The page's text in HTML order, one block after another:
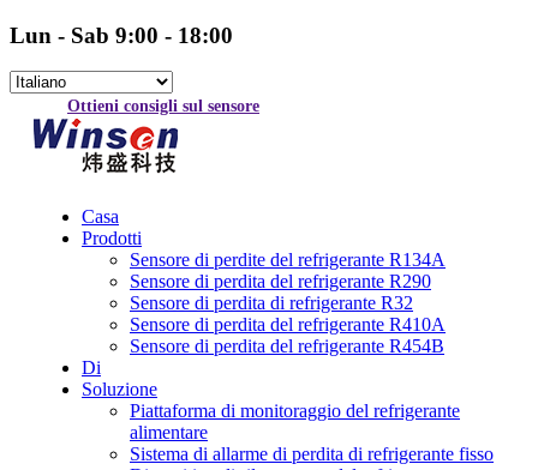
Lun - Sab 9:00 - 18:00
Ottieni consigli sul sensore
Casa
Prodotti
Sensore di perdite del refrigerante R134A
Sensore di perdita del refrigerante R290
Sensore di perdita di refrigerante R32
Sensore di perdita del refrigerante R410A
Sensore di perdita del refrigerante R454B
Di
Soluzione
Piattaforma di monitoraggio del refrigerante
alimentare
Sistema di allarme di perdita di refrigerante fisso